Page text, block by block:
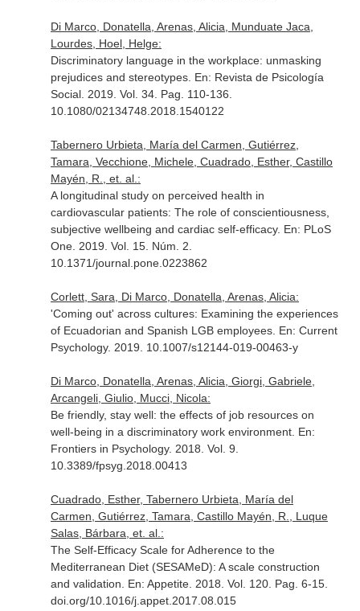
Di Marco, Donatella, Arenas, Alicia, Munduate Jaca,
Lourdes, Hoel, Helge:
Discriminatory language in the workplace: unmasking
prejudices and stereotypes. En: Revista de Psicología
Social. 2019. Vol. 34. Pag. 110-136.
10.1080/02134748.2018.1540122
Tabernero Urbieta, María del Carmen, Gutiérrez,
Tamara, Vecchione, Michele, Cuadrado, Esther, Castillo
Mayén, R., et. al.:
A longitudinal study on perceived health in
cardiovascular patients: The role of conscientiousness,
subjective wellbeing and cardiac self-efficacy. En: PLoS
One. 2019. Vol. 15. Núm. 2.
10.1371/journal.pone.0223862
Corlett, Sara, Di Marco, Donatella, Arenas, Alicia:
'Coming out' across cultures: Examining the experiences
of Ecuadorian and Spanish LGB employees. En: Current
Psychology. 2019. 10.1007/s12144-019-00463-y
Di Marco, Donatella, Arenas, Alicia, Giorgi, Gabriele,
Arcangeli, Giulio, Mucci, Nicola:
Be friendly, stay well: the effects of job resources on
well-being in a discriminatory work environment. En:
Frontiers in Psychology. 2018. Vol. 9.
10.3389/fpsyg.2018.00413
Cuadrado, Esther, Tabernero Urbieta, María del
Carmen, Gutiérrez, Tamara, Castillo Mayén, R., Luque
Salas, Bárbara, et. al.:
The Self-Efficacy Scale for Adherence to the
Mediterranean Diet (SESAMeD): A scale construction
and validation. En: Appetite. 2018. Vol. 120. Pag. 6-15.
doi.org/10.1016/j.appet.2017.08.015